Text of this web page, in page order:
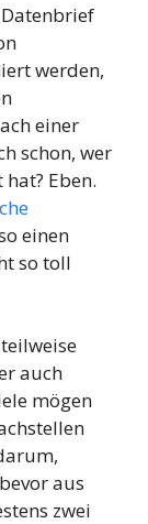
Datenbrief
werden,
einer
schon, wer
Eben.
einen
so toll
auch
mögen
aus
zwei